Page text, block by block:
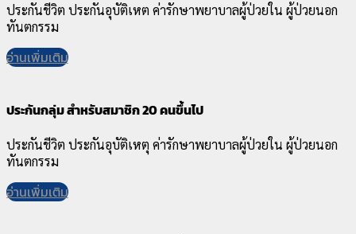
ประกันชีวิต ประกันอุบัติเหต ค่ารักษาพยาบาลผู้ป่วยใน ผู้ป่วยนอก
ทันตกรรม
อ่านเพิ่มเติม
ประกันกลุ่ม สำหรับสมาชิก 20 คนขึ้นไป
ประกันชีวิต ประกันอุบัติเหตุ ค่ารักษาพยาบาลผู้ป่วยใน ผู้ป่วยนอก
ทันตกรรม
อ่านเพิ่มเติม